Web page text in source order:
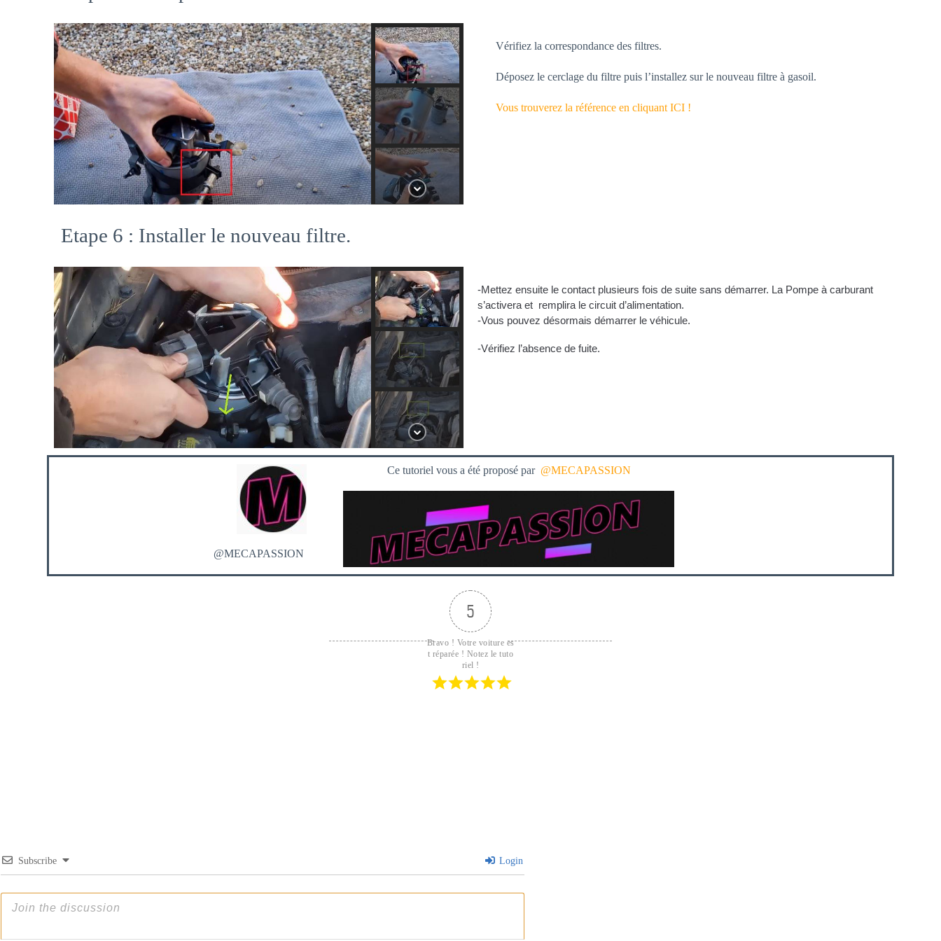
Vérifiez la correspondance des filtres.
Déposez le cerclage du filtre puis l’installez sur le nouveau filtre à gasoil.
Vous trouverez la référence en cliquant ICI !
Etape 6 : Installer le nouveau filtre.
-Mettez ensuite le contact plusieurs fois de suite sans démarrer. La Pompe à carburant
s’activera et  remplira le circuit d’alimentation.
-Vous pouvez désormais démarrer le véhicule.
-Vérifiez l’absence de fuite.
@MECAPASSION
Ce tutoriel vous a été proposé par @MECAPASSION
5
Bravo ! Votre voiture es
t réparée ! Notez le tuto
riel !
Subscribe Login